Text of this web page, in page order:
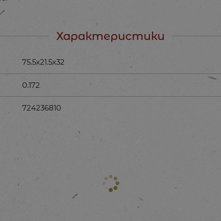
Характеристики
75.5х21.5х32
0.172
724236810